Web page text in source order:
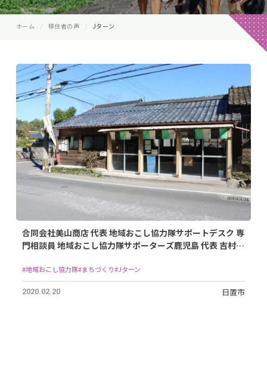
ホーム 移住者の声 Jターン
合同会社美⼭商店 代表 地域おこし協⼒隊サポートデスク 専
⾨相談員 地域おこし協⼒隊サポーターズ⿅児島 代表 吉村
#地域おこし協力隊#まちづくり#Jターン
2020.02.20 日置市